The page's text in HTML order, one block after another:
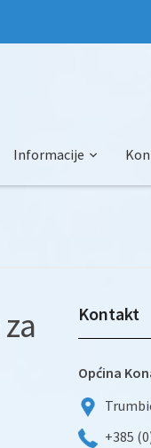
Informacije
Kontakt
Općina
+385